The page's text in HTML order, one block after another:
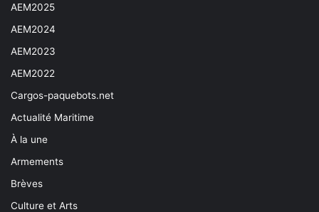
AEM2025
AEM2024
AEM2023
AEM2022
Cargos-paquebots.net
Actualité Maritime
À la une
Armements
Brèves
Culture et Arts